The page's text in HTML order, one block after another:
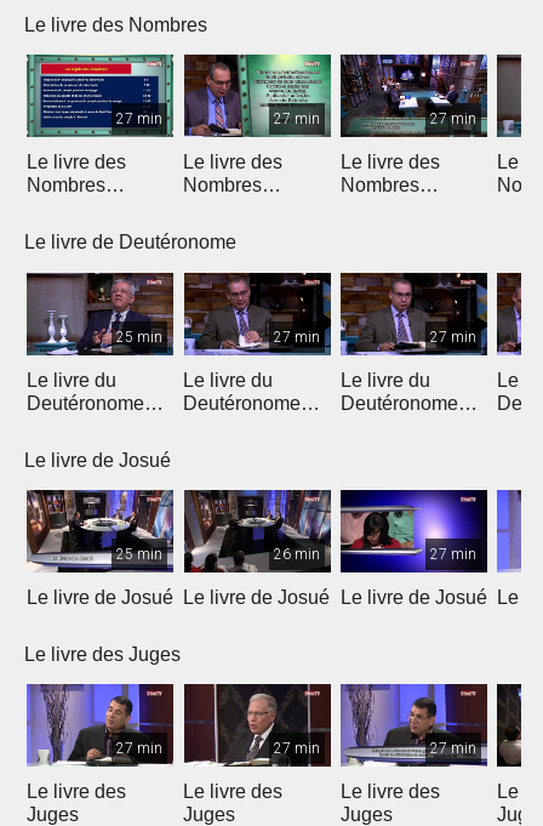
Le livre des Nombres
27 min
Le livre des
Nombres
27 min
Le livre des
Nombres
27 min
Le livre des
Nombres
Le
Le livre de Deutéronome
25 min
Le livre du
Deutéronome
27 min
Le livre du
Deutéronome
27 min
Le livre du
Deutéronome
Le
Le livre de Josué
25 min
Le livre de Josué
26 min
Le livre de Josué
27 min
Le livre de Josué Le
Le livre des Juges
27 min
Le livre des
Juges
27 min
Le livre des
Juges
27 min
Le livre des
Juges
Le